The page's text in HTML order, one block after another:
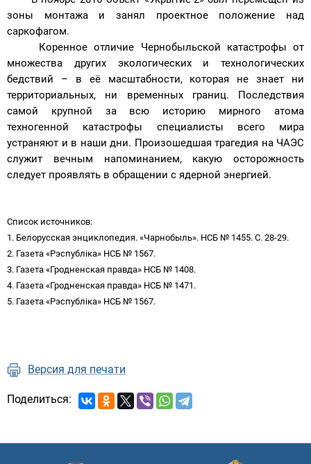
зоны монтажа и занял проектное положение над
саркофагом.
Коренное отличие Чернобыльской катастрофы от
множества других экологических и технологических
бедствий – в её масштабности, которая не знает ни
территориальных, ни временных границ. Последствия
самой крупной за всю историю мирного атома
техногенной катастрофы специалисты всего мира
устраняют и в наши дни. Произошедшая трагедия на ЧАЭС
служит вечным напоминанием, какую осторожность
следует проявлять в обращении с ядерной энергией.
Список источников:
1. Белорусская энциклопедия. «Чарнобыль». НСБ № 1455. С. 28-29.
2. Газета «Рэспубліка» НСБ № 1567.
3. Газета «Гродненская правда» НСБ № 1408.
4. Газета «Гродненская правда» НСБ № 1471.
5. Газета «Рэспубліка» НСБ № 1567.
Версия для печати
Поделиться: